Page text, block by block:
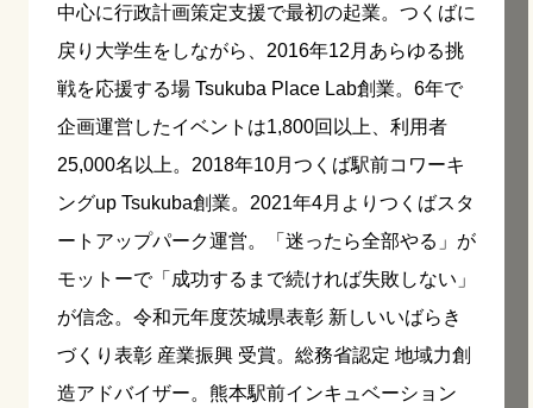
中心に行政計画策定支援で最初の起業。つくばに
戻り大学生をしながら、2016年12月あらゆる挑
戦を応援する場 Tsukuba Place Lab創業。6年で
企画運営したイベントは1,800回以上、利用者
25,000名以上。2018年10月つくば駅前コワーキ
ングup Tsukuba創業。2021年4月よりつくばスタ
ートアップパーク運営。「迷ったら全部やる」が
モットーで「成功するまで続ければ失敗しない」
が信念。令和元年度茨城県表彰 新しいいばらき
づくり表彰 産業振興 受賞。総務省認定 地域力創
造アドバイザー。熊本駅前インキュベーション